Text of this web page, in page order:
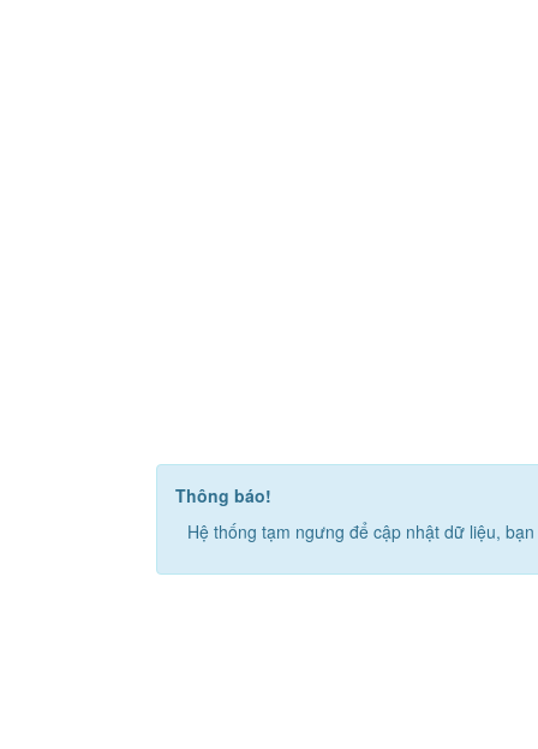
Thông báo!
Hệ thống tạm ngưng để cập nhật dữ liệu,